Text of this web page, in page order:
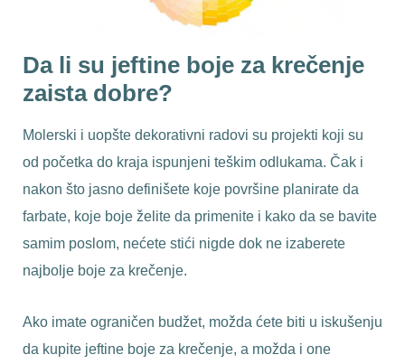
Da li su jeftine boje za krečenje
zaista dobre?
Molerski i uopšte dekorativni radovi su projekti koji su
od početka do kraja ispunjeni teškim odlukama. Čak i
nakon što jasno definišete koje površine planirate da
farbate, koje boje želite da primenite i kako da se bavite
samim poslom, nećete stići nigde dok ne izaberete
najbolje boje za krečenje.
Ako imate ograničen budžet, možda ćete biti u iskušenju
da kupite jeftine boje za krečenje, a možda i one